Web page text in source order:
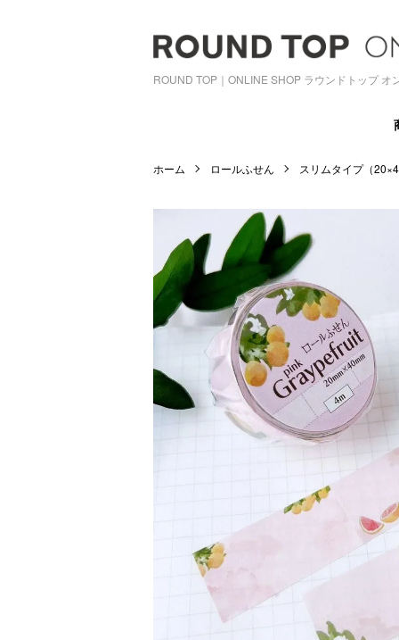
ROUND TOP｜ONLINE SHOP ラウンドトップ オ
ホーム ロールふせん スリムタイプ（